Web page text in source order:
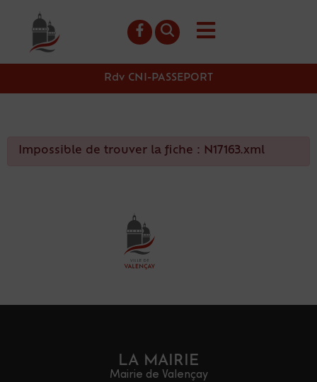
principal
Rdv CNI-PASSEPORT
Impossible de trouver la fiche : N17163.xml
LA MAIRIE
Mairie de Valençay